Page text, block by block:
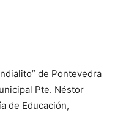
de Pontevedra
Pte. Néstor
de Educación,